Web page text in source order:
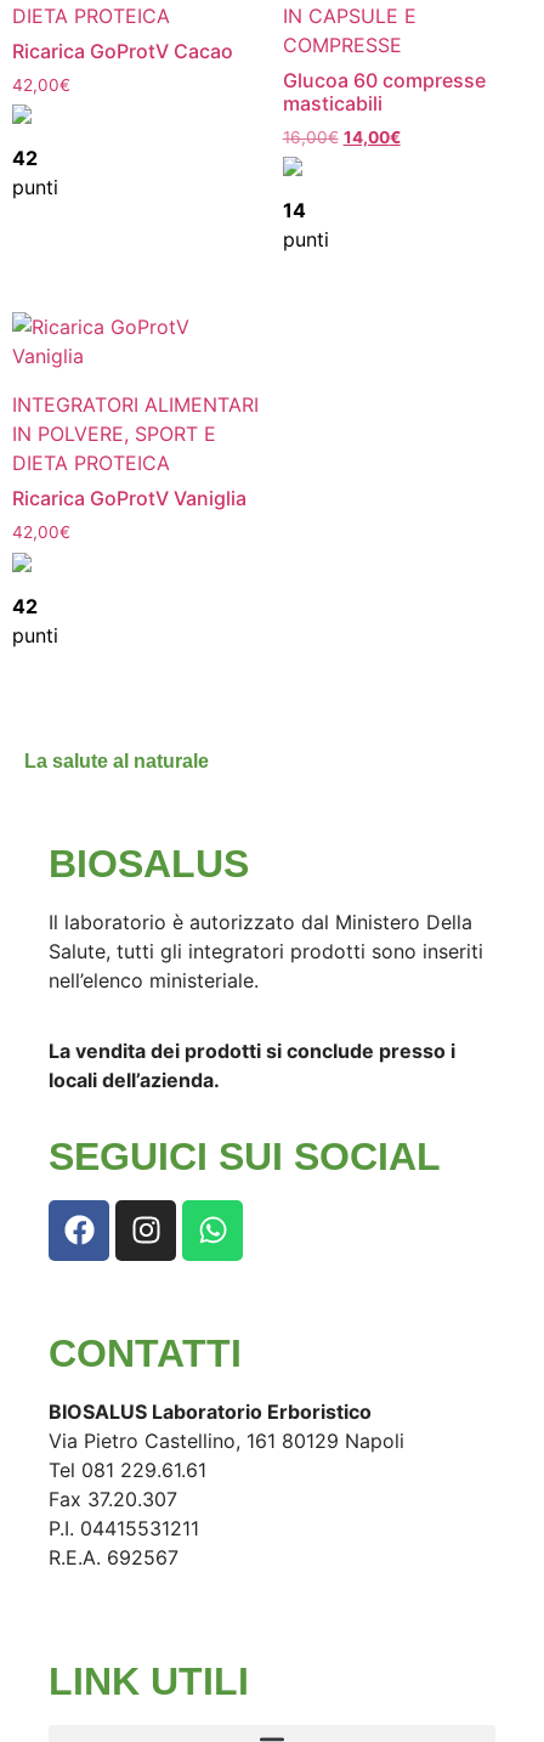
DIETA PROTEICA
Ricarica GoProtV Cacao
42,00€
42
punti
IN CAPSULE E
COMPRESSE
Glucoa 60 compresse
masticabili
16,00€ 14,00€
14
punti
INTEGRATORI ALIMENTARI
IN POLVERE, SPORT E
DIETA PROTEICA
Ricarica GoProtV Vaniglia
42,00€
42
punti
La salute al naturale
BIOSALUS
Il laboratorio è autorizzato dal Ministero Della
Salute, tutti gli integratori prodotti sono inseriti
nell’elenco ministeriale.
La vendita dei prodotti si conclude presso i
locali dell’azienda.
SEGUICI SUI SOCIAL
CONTATTI
BIOSALUS Laboratorio Erboristico
Via Pietro Castellino, 161 80129 Napoli
Tel 081 229.61.61
Fax 37.20.307
P.I. 04415531211
R.E.A. 692567
LINK UTILI